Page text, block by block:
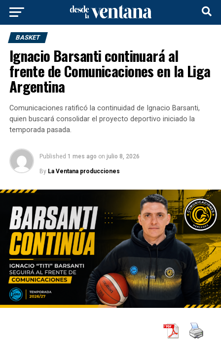
BASKET
Ignacio Barsanti continuará al
frente de Comunicaciones en la Liga
Argentina
Comunicaciones ratificó la continuidad de Ignacio Barsanti,
quien buscará consolidar el proyecto deportivo iniciado la
temporada pasada.
Published 1 mes ago on julio 8, 2026
By La Ventana producciones